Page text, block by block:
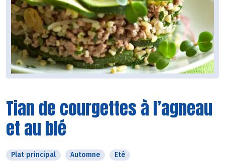
Tian de courgettes à l’agneau
et au blé
Plat principal Automne Eté